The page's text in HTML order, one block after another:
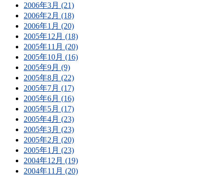
2006年3月 (21)
2006年2月 (18)
2006年1月 (20)
2005年12月 (18)
2005年11月 (20)
2005年10月 (16)
2005年9月 (9)
2005年8月 (22)
2005年7月 (17)
2005年6月 (16)
2005年5月 (17)
2005年4月 (23)
2005年3月 (23)
2005年2月 (20)
2005年1月 (23)
2004年12月 (19)
2004年11月 (20)